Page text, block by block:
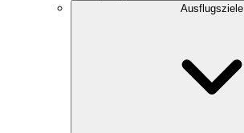
Ausflugsziele